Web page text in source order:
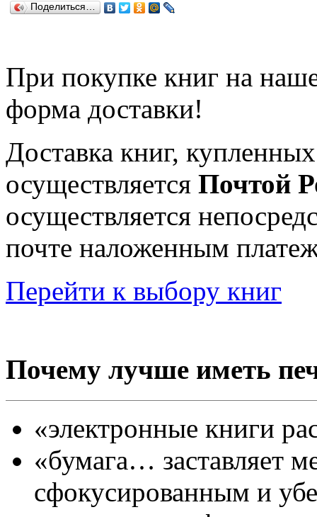
Поделиться…
При покупке книг на
форма доставки!
Доставка книг,
осуществляется Почтой
осуществляется
почте наложенным
Перейти к выбору книг
Почему лучше иметь
«электронные книги
«бумага… заставляет
сфокусированным и